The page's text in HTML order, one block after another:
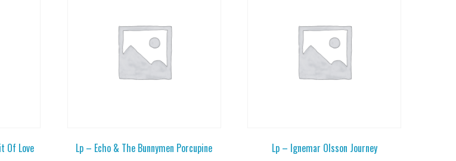
Of Love Lp – Echo & The Bunnymen Porcupine Lp – Ignemar Olsson Journey